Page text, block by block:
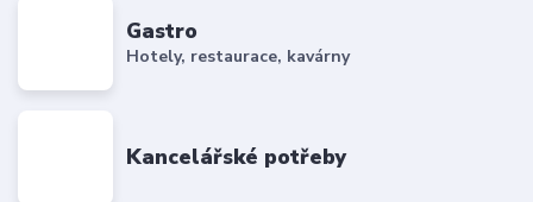
Gastro
Hotely, restaurace, kavárny
Kancelářské potřeby